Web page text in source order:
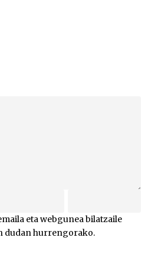
eta webgunea bilatzaile
dudan hurrengorako.